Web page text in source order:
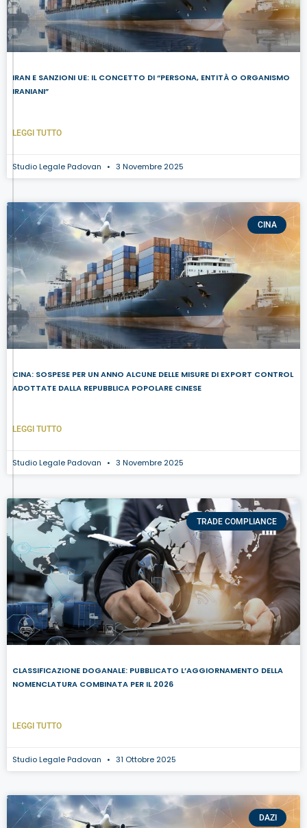
IRAN E SANZIONI UE: IL CONCETTO DI “PERSONA, ENTITÀ O ORGANISMO
IRANIANI”
LEGGI TUTTO
Studio Legale Padovan 3 Novembre 2025
CINA
CINA: SOSPESE PER UN ANNO ALCUNE DELLE MISURE DI EXPORT CONTROL
ADOTTATE DALLA REPUBBLICA POPOLARE CINESE
LEGGI TUTTO
Studio Legale Padovan 3 Novembre 2025
TRADE COMPLIANCE
CLASSIFICAZIONE DOGANALE: PUBBLICATO L’AGGIORNAMENTO DELLA
NOMENCLATURA COMBINATA PER IL 2026
LEGGI TUTTO
Studio Legale Padovan 31 Ottobre 2025
DAZI